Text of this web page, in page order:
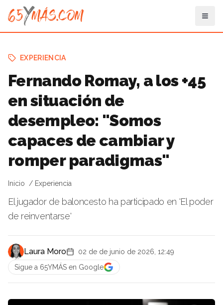
EXPERIENCIA
Fernando Romay, a los +45
en situación de
desempleo: "Somos
capaces de cambiar y
romper paradigmas"
Inicio Experiencia
El jugador de baloncesto ha participado en 'El poder
de reinventarse'
Laura Moro
02 de de junio de 2026, 12:49
Sigue a 65YMÁS en Google